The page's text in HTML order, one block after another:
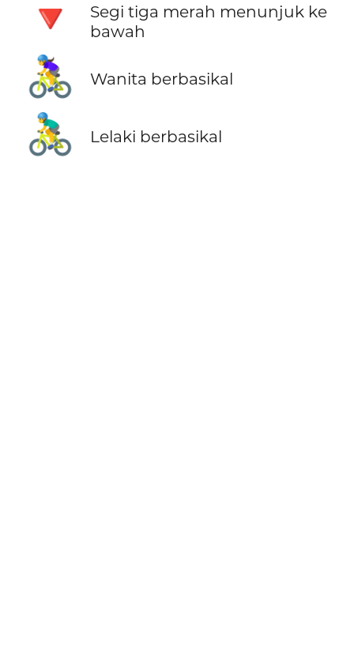
🔻
Segi tiga merah menunjuk ke
bawah
🚴‍♀️ Wanita berbasikal
🚴‍♂️ Lelaki berbasikal